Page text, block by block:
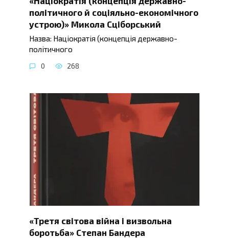
політичного й соціяльно-економічного
устрою)» Микола Сціборський
Назва: Націократія (концепція державно-
політичного
0 268
«Третя світова війна і визвольна
боротьба» Степан Бандера